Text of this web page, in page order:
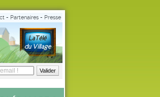
- Partenaires - Presse